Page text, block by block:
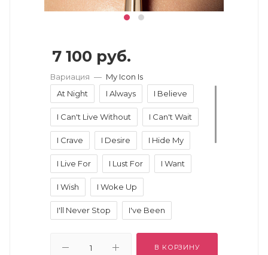
7 100 руб.
Вариация — My Icon Is
At Night
I Always I Believe
I Can't Live Without I Can't Wait
I Crave I Desire I Hide My
I Live For I Lust For I Want
I Wish I Woke Up
I'll Never Stop I've Been
I've Never
В КОРЗИНУ